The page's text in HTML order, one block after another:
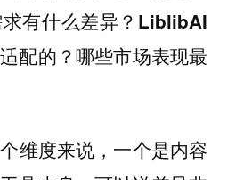
有什么差异？LiblibAI
配的？哪些市场表现最
维度来说，一个是内容